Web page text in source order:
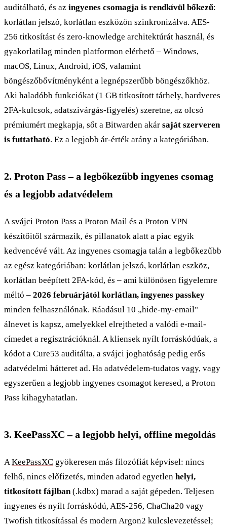
auditálható, és az ingyenes csomagja is rendkívül bőkezű:
korlátlan jelszó, korlátlan eszközön szinkronizálva. AES-
256 titkosítást és zero-knowledge architektúrát használ, és
gyakorlatilag minden platformon elérhető – Windows,
macOS, Linux, Android, iOS, valamint
böngészőbővítményként a legnépszerűbb böngészőkhöz.
Aki haladóbb funkciókat (1 GB titkosított tárhely, hardveres
2FA-kulcsok, adatszivárgás-figyelés) szeretne, az olcsó
prémiumért megkapja, sőt a Bitwarden akár saját szerveren
is futtatható. Ez a legjobb ár-érték arány a kategóriában.
2. Proton Pass – a legbőkezűbb ingyenes csomag
és a legjobb adatvédelem
A svájci Proton Pass a Proton Mail és a Proton VPN
készítőitől származik, és pillanatok alatt a piac egyik
kedvencévé vált. Az ingyenes csomagja talán a legbőkezűbb
az egész kategóriában: korlátlan jelszó, korlátlan eszköz,
korlátlan beépített 2FA-kód, és – ami különösen figyelemre
méltó – 2026 februárjától korlátlan, ingyenes passkey
minden felhasználónak. Ráadásul 10 „hide-my-email"
álnevet is kapsz, amelyekkel elrejtheted a valódi e-mail-
címedet a regisztrációknál. A kliensek nyílt forráskódúak, a
kódot a Cure53 auditálta, a svájci joghatóság pedig erős
adatvédelmi hátteret ad. Ha adatvédelem-tudatos vagy, vagy
egyszerűen a legjobb ingyenes csomagot keresed, a Proton
Pass kihagyhatatlan.
3. KeePassXC – a legjobb helyi, offline megoldás
AKeePassXC gyökeresen más filozófiát képvisel: nincs
felhő, nincs előfizetés, minden adatod egyetlen helyi,
titkosított fájlban(.kdbx) marad a saját gépeden. Teljesen
ingyenes és nyílt forráskódú, AES-256, ChaCha20 vagy
Twofish titkosítással és modern Argon2 kulcslevezetéssel;